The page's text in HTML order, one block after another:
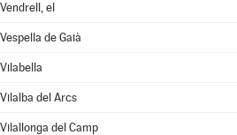
Vendrell, el
Vespella de Gaià
Vilabella
Vilalba del Arcs
Vilallonga del Camp